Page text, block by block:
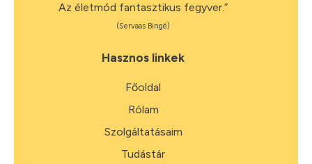
Az életmód fantasztikus fegyver.”
(Servaas Bingé)
Hasznos linkek
Főoldal
Rólam
Szolgáltatásaim
Tudástár